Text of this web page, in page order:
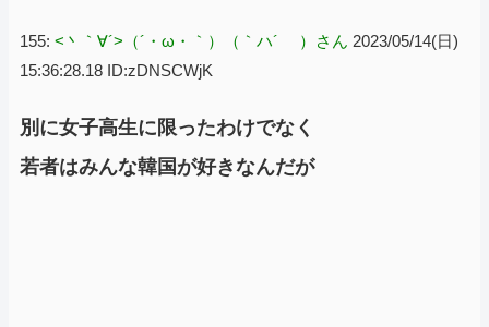
155: <丶｀∀´>（´・ω・｀）（｀ハ´ ）さん 2023/05/14(日)
15:36:28.18 ID:zDNSCWjK
別に女子高生に限ったわけでなく
若者はみんな韓国が好きなんだが